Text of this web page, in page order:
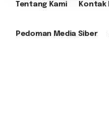
Tentang Kami Kontak
Pedoman Media Siber